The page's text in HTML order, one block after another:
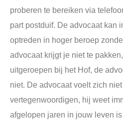
proberen te bereiken via
part postduif. De advocaat kan
optreden in hoger beroep
advocaat krijgt je niet te
uitgeroepen bij het Hof, de
niet. De advocaat voelt zich
vertegenwoordigen, hij weet
afgelopen jaren in jouw leven